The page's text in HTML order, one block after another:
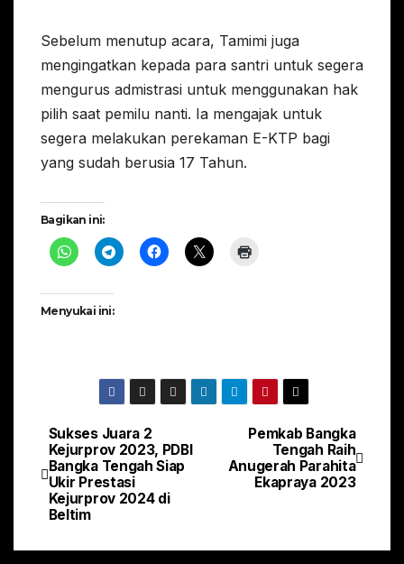
Sebelum menutup acara, Tamimi juga
mengingatkan kepada para santri untuk segera
mengurus admistrasi untuk menggunakan hak
pilih saat pemilu nanti. Ia mengajak untuk
segera melakukan perekaman E-KTP bagi
yang sudah berusia 17 Tahun.
Bagikan ini:
Menyukai ini:
Navigasi
pos
Pemkab Bangka
Tengah Raih
Anugerah Parahita
Ekapraya 2023
Sukses Juara 2
Kejurprov 2023, PDBI
Bangka Tengah Siap
Ukir Prestasi
Kejurprov 2024 di
Beltim